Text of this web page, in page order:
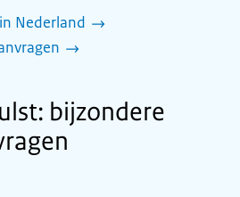
Nederland
bijzondere